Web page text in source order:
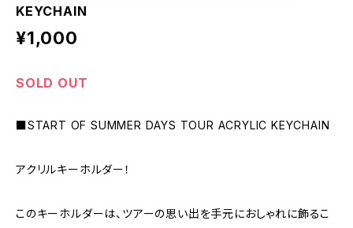
KEYCHAIN
¥1,000
SOLD OUT
■START OF SUMMER DAYS TOUR ACRYLIC KEYCHAIN
アクリルキーホルダー！
このキーホルダーは、ツアーの思い出を手元におしゃれに飾るこ